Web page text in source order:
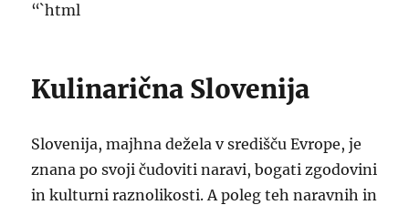
“`html
Kulinarična Slovenija
Slovenija, majhna dežela v središču Evrope, je
znana po svoji čudoviti naravi, bogati zgodovini
in kulturni raznolikosti. A poleg teh naravnih in